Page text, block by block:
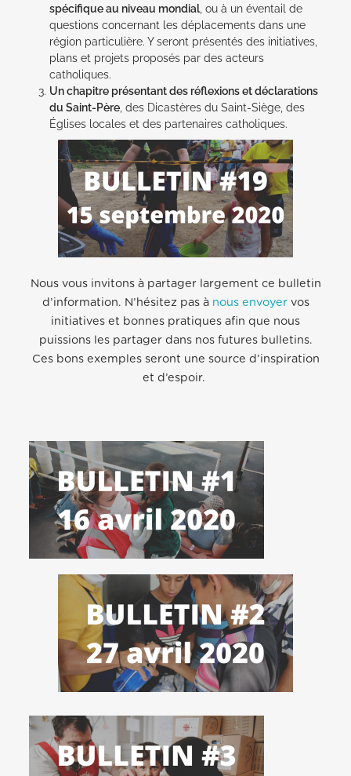
spécifique au niveau mondial , ou à un éventail de
questions concernant les déplacements dans une
région particulière. Y seront présentés des initiatives,
plans et projets proposés par des acteurs
catholiques.
Un chapitre présentant des réflexions et déclarations
du Saint-Père , des Dicastères du Saint-Siège, des
Églises locales et des partenaires catholiques.
Nous vous invitons à partager largement ce bulletin
d’information. N’hésitez pas à nous envoyervos
initiatives et bonnes pratiques afin que nous
puissions les partager dans nos futures bulletins.
Ces bons exemples seront une source d’inspiration
et d’espoir.